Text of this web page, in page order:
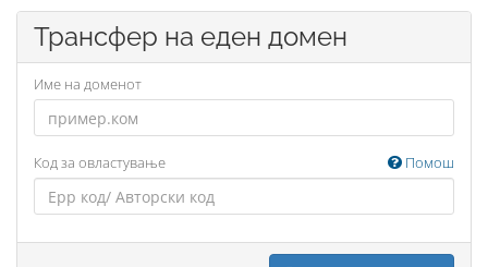
Трансфер на еден домен
Име на доменот
Код за овластување Помош